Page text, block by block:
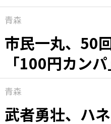
青森
市民一丸、50
「100円カン
青森
武者勇壮、ハ